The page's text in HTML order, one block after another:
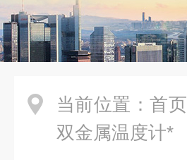
当前位置： 首页
双金属温度计*